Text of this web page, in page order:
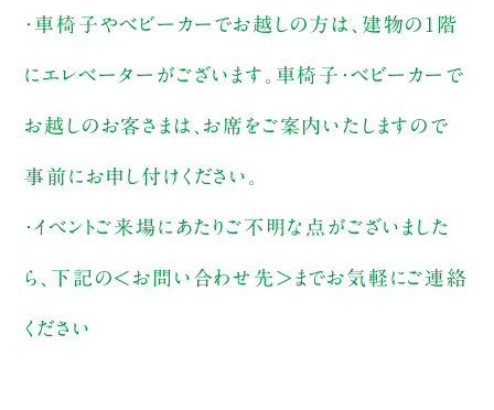
・車椅子やベビーカーでお越しの方は、建物の1階
にエレベーターがございます。車椅子・ベビーカーで
お越しのお客さまは、お席をご案内いたしますので
事前にお申し付けください。
・イベントご来場にあたりご不明な点がございました
ら、下記の＜お問い合わせ先＞までお気軽にご連絡
ください